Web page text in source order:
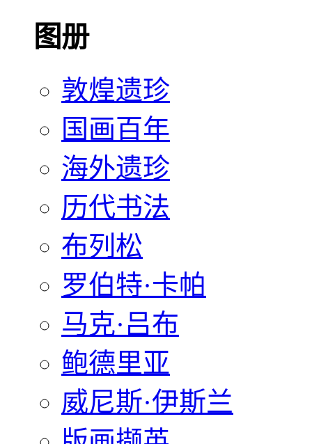
图册
敦煌遗珍
国画百年
海外遗珍
历代书法
布列松
罗伯特·卡帕
马克·吕布
鲍德里亚
威尼斯·伊斯兰